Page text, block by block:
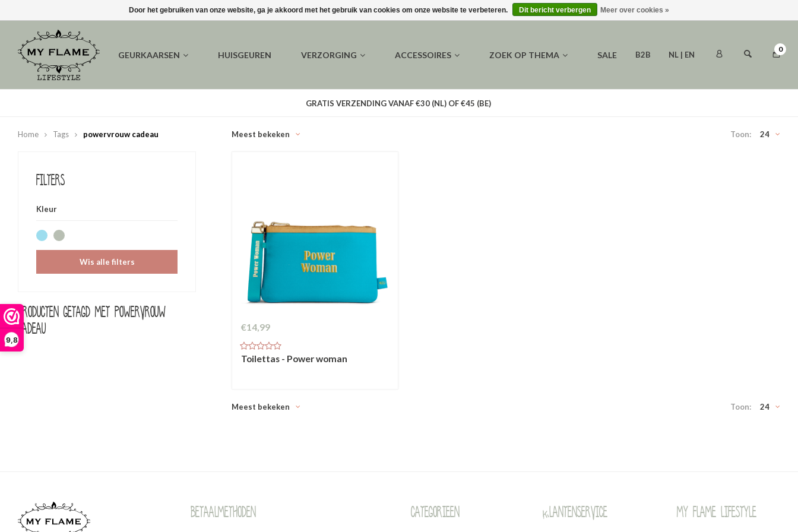
9,8
GEURKAARSEN HUISGEUREN VERZORGING ACCESSOIRES ZOEK OP THEMA SALE B2B NL | EN
0
GRATIS VERZENDING VANAF €30 (NL) OF €45 (BE)
Home Tags powervrouw cadeau
Filters
Kleur
Wis alle filters
Producten getagd met powervrouw
cadeau
Meest bekeken Toon: 24
€14,99
Toilettas - Power woman
Meest bekeken Toon: 24
Betaalmethoden Categorieen Klantenservice My Flame Lifestyle
Door het gebruiken van onze website, ga je akkoord met het gebruik van cookies om onze website te verbeteren. Dit bericht verbergen Meer over cookies »